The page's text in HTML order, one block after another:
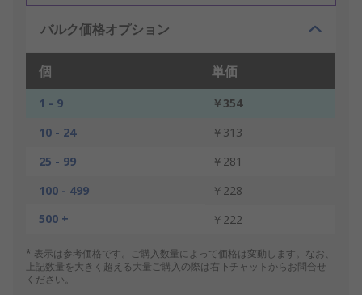
バルク価格オプション
個 単価
1 - 9
￥354
10 - 24
￥313
25 - 99
￥281
100 - 499
￥228
500 +
￥222
* 表示は参考価格です。ご購入数量によって価格は変動します。なお、
上記数量を大きく超える大量ご購入の際は右下チャットからお問合せ
ください。